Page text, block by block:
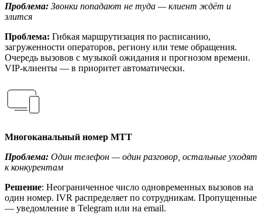
Проблема: Звонки попадают не туда — клиент ждёт и
злится
Проблема: Гибкая маршрутизация по расписанию,
загруженности операторов, региону или теме обращения.
Очередь вызовов с музыкой ожидания и прогнозом времени.
VIP-клиенты — в приоритет автоматически.
Многоканальный номер МТТ
Проблема: Один телефон — один разговор, остальные уходят
к конкурентам
Решение: Неограниченное число одновременных вызовов на
один номер. IVR распределяет по сотрудникам. Пропущенные
— уведомление в Telegram или на email.